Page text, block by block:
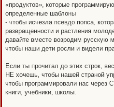
«продуктов», которые
определенные шаблоны
- чтобы исчезла псевдо попса,
развращенности и растления
давайте вместе возродим русскую
чтобы наши дети росли и видели
Если ты прочитал до этих строк,
НЕ хочешь, чтобы нашей страной
чтобы программировали нас
книги, учебники, школы.